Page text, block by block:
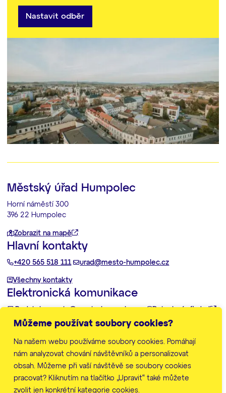
Můžeme používat soubory cookies?
Na našem webu používáme soubory cookies. Pomáhají
nám analyzovat chování návštěvníků a personalizovat
obsah. Můžeme při vaší návštěvě se soubory cookies
pracovat? Kliknutím na tlačítko „Upravit“ také můžete
zvolit jen konkrétní kategorie cookies.
Nastavit odběr
Městský úřad Humpolec
Horní náměstí 300
396 22 Humpolec
Zobrazit na mapě
Hlavní kontakty
+420 565 518 111 urad@mesto-humpolec.cz
Všechny kontakty
Elektronická komunikace
Další informace
Zpracování osobních údajů
Prohlášení o přístupnosti
Nastavení cookies